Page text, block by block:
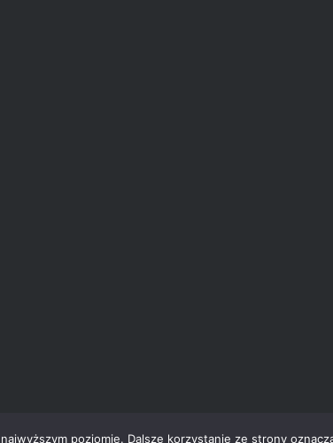
poziomie. Dalsze korzystanie ze strony